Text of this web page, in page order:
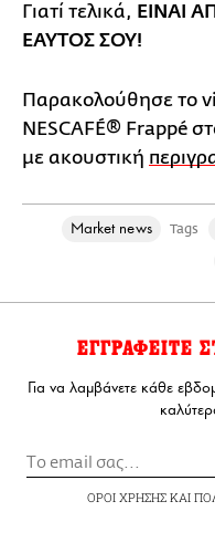
Γιατί τελικά, ΕΙΝΑΙ
ΕΑΥΤΟΣ ΣΟΥ!
Παρακολούθησε το
NESCAFÉ® Frappé
με ακουστική
Market news Tags
ΕΓΓΡΑΦΕΙΤΕ
Για να λαμβάνετε κάθε
ΟΡΟΙ ΧΡΗΣΗΣΚΑΙ